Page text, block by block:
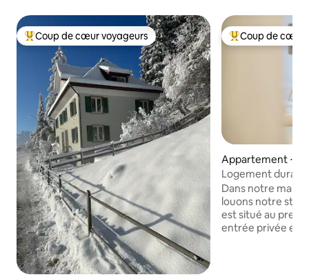
Coups de cœur voyageurs les plus appréciés
Coup de cœur voyageurs Coups de cœur
Coup de cœur
Appartement ⋅
Logement
gratuit !
Dans notre
louons notre
est situé au
entrée privée et